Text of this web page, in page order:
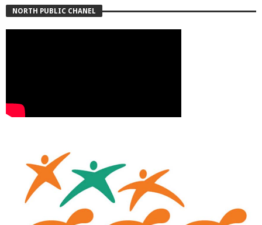
NORTH PUBLIC CHANEL